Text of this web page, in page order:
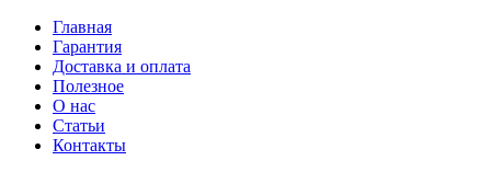
Главная
Гарантия
Доставка и оплата
Полезное
О нас
Статьи
Контакты